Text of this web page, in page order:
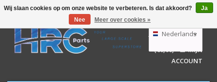
GBP
AUD
Nederlands
Deutsch
English
WINKELWAGEN
(€0,00)
MIJN
ACCOUNT
Wij slaan cookies op om onze website te verbeteren. Is dat akkoord?
Ja
Nee
Meer over cookies »